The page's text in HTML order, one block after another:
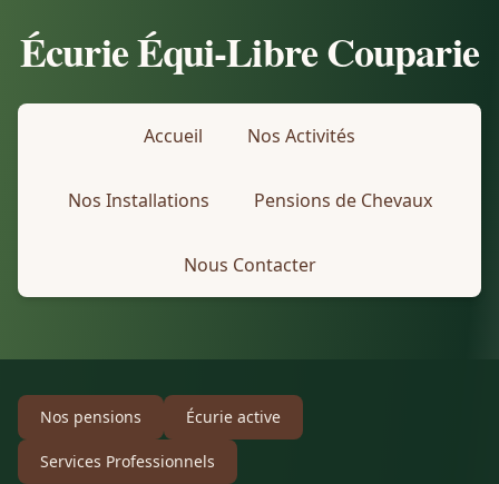
Écurie Équi-Libre Couparie
Accueil Nos Activités
Nos Installations Pensions de Chevaux
Nous Contacter
Nos pensions Écurie active
Services Professionnels